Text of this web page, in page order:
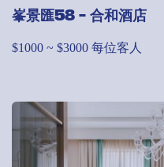
峯景匯58 - 合和酒店
$1000 ~ $3000 每位客人